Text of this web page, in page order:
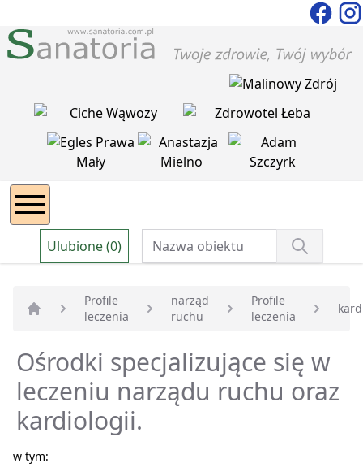
Ulubione (0)
Strona główna
Profile
leczenia
narząd
ruchu
Profile
leczenia
Ośrodki specjalizujące się w
leczeniu narządu ruchu oraz
kardiologii.
w tym: